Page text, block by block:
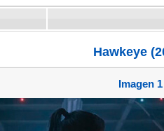
Hawkeye
Imagen 1